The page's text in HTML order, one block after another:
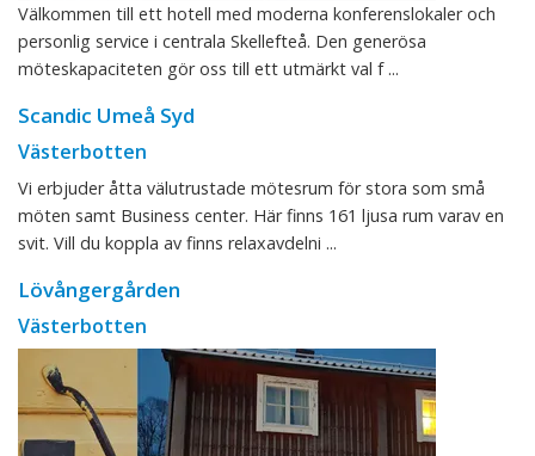
Välkommen till ett hotell med moderna konferenslokaler och
personlig service i centrala Skellefteå. Den generösa
möteskapaciteten gör oss till ett utmärkt val f ...
Scandic Umeå Syd
Västerbotten
Vi erbjuder åtta välutrustade mötesrum för stora som små
möten samt Business center. Här finns 161 ljusa rum varav en
svit. Vill du koppla av finns relaxavdelni ...
Lövångergården
Västerbotten